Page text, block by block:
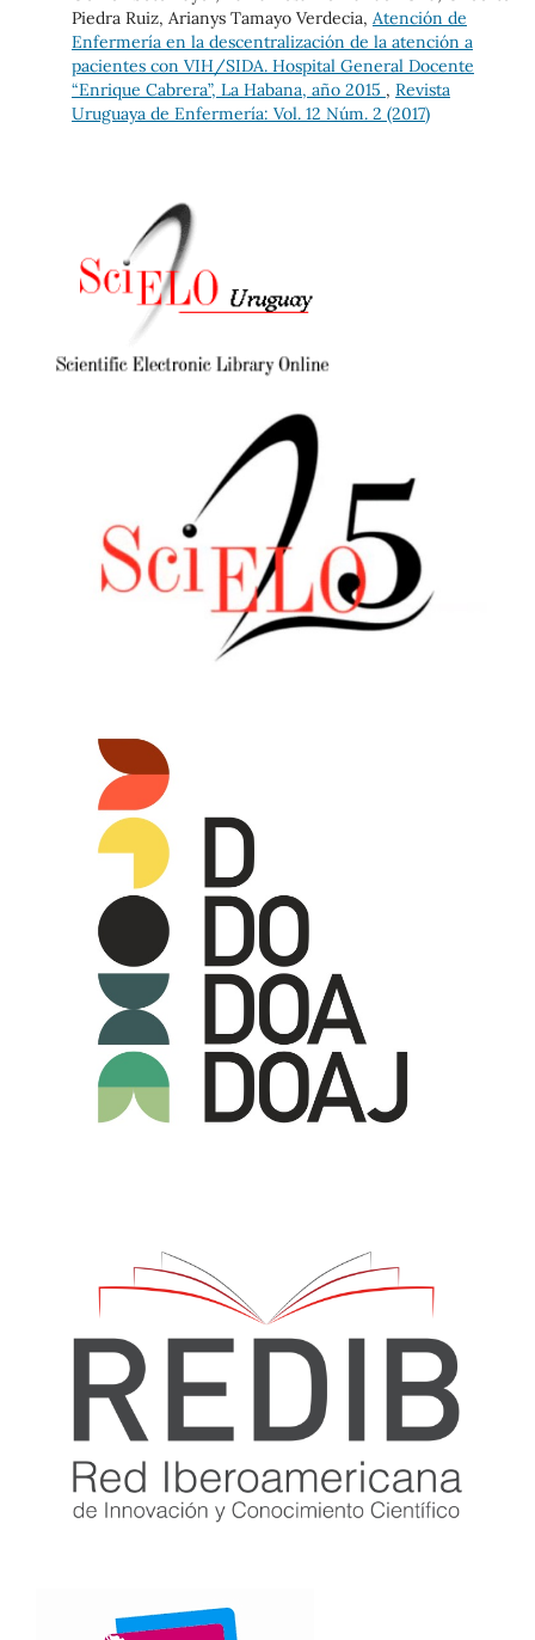
Piedra Ruiz, Arianys Tamayo Verdecia, Atención de
Enfermería en la descentralización de la atención a
pacientes con VIH/SIDA. Hospital General Docente
“Enrique Cabrera”, La Habana, año 2015 , Revista
Uruguaya de Enfermería: Vol. 12 Núm. 2 (2017)